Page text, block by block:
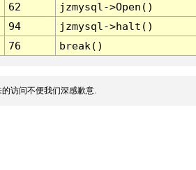
62
jzmysql->Open()
94
jzmysql->halt()
76 break()
访问不便我们深感歉意.